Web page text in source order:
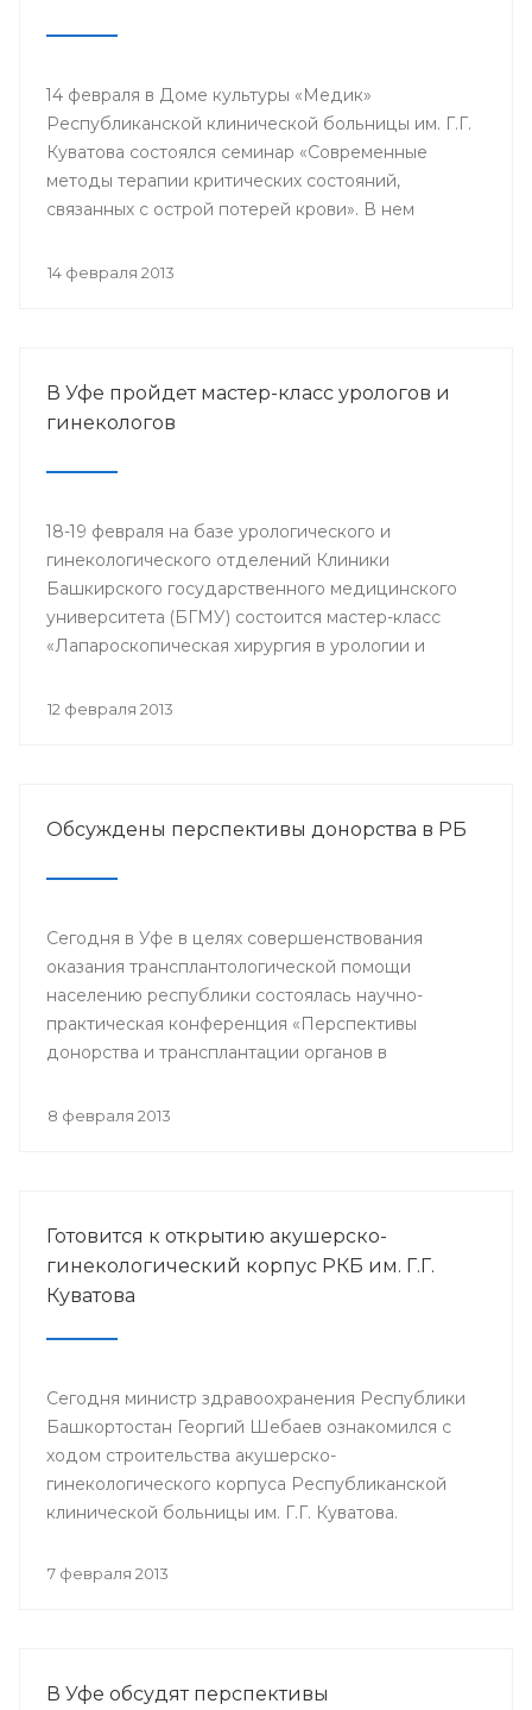
14 февраля в Доме культуры «Медик»
Республиканской клинической больницы им. Г.Г.
Куватова состоялся семинар «Современные
методы терапии критических состояний,
связанных с острой потерей крови». В нем
лечебной работе, акушеры-гинекологи, хирурги,
14 февраля 2013
В Уфе пройдет мастер-класс урологов и
гинекологов
18-19 февраля на базе урологического и
гинекологического отделений Клиники
Башкирского государственного медицинского
университета (БГМУ) состоится мастер-класс
«Лапароскопическая хирургия в урологии и
врачи урологи, хирурги, онкологи республики, а
12 февраля 2013
Обсуждены перспективы донорства в РБ
Сегодня в Уфе в целях совершенствования
оказания трансплантологической помощи
населению республики состоялась научно-
практическая конференция «Перспективы
донорства и трансплантации органов в
8 февраля 2013
Готовится к открытию акушерско-
гинекологический корпус РКБ им. Г.Г.
Куватова
Сегодня министр здравоохранения Республики
Башкортостан Георгий Шебаев ознакомился с
ходом строительства акушерско-
гинекологического корпуса Республиканской
клинической больницы им. Г.Г. Куватова.
7 февраля 2013
В Уфе обсудят перспективы